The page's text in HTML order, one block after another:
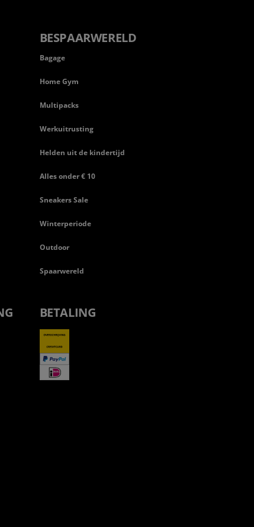
BESPAARWERELD
Bagage
Home Gym
Multipacks
Werkuitrusting
Helden uit de kindertijd
Alles onder € 10
Sneakers Sale
Winterperiode
Outdoor
Spaarwereld
BETALING